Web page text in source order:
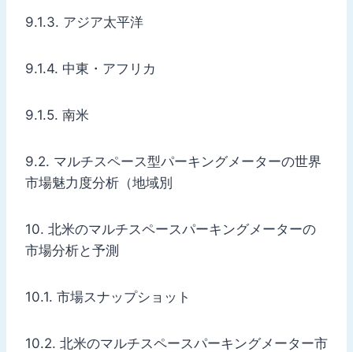
9.1.3. アジア太平洋
9.1.4. 中東・アフリカ
9.1.5. 南米
9.2. マルチスペース型パーキングメーターの世界
市場魅力度分析（地域別
10. 北米のマルチスペースパーキングメーターの
市場分析と予測
10.1. 市場スナップショット
10.2. 北米のマルチスペースパーキングメーター市